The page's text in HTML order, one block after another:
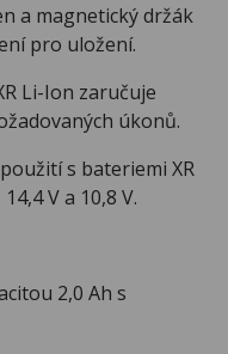
magnetický držák
pro uložení.
Li-Ion zaručuje
úkonů.
s bateriemi XR
V a 10,8 V.
2,0 Ah s